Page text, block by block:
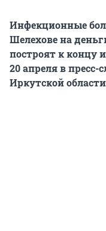
Инфекционные
Шелехове на
построят к концу
20 апреля в пресс-
Иркутской